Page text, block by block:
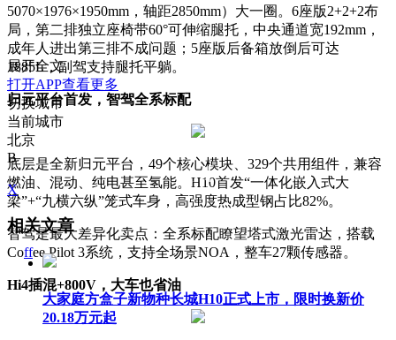
5070×1976×1950mm，轴距2850mm）大一圈。6座版2+2+2布
局，第二排独立座椅带60°可伸缩腿托，中央通道宽192mm，
成年人进出第三排不成问题；5座版后备箱放倒后可达
1885L，副驾支持腿托平躺。
归元平台首发，智驾全系标配
底层是全新归元平台，49个核心模块、329个共用组件，兼容
燃油、混动、纯电甚至氢能。H10首发“一体化嵌入式大
梁”+“九横六纵”笼式车身，高强度热成型钢占比82%。
智驾是最大差异化卖点：全系标配瞭望塔式激光雷达，搭载
Coffee Pilot 3系统，支持全场景NOA，整车27颗传感器。
Hi4插混+800V，大车也省油
展开全文
打开APP查看更多
切换城市
当前城市
北京
B
X
相关文章
大家庭方盒子新物种长城H10正式上市，限时换新价
20.18万元起